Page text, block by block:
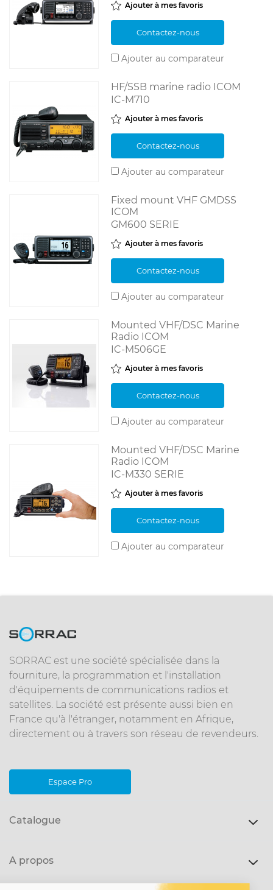
Ajouter à mes favoris
Contactez-nous
Ajouter au comparateur
HF/SSB marine radio ICOM
IC-M710
Ajouter à mes favoris
Contactez-nous
Ajouter au comparateur
Fixed mount VHF GMDSS
ICOM
GM600 SERIE
Ajouter à mes favoris
Contactez-nous
Ajouter au comparateur
Mounted VHF/DSC Marine
Radio ICOM
IC-M506GE
Ajouter à mes favoris
Contactez-nous
Ajouter au comparateur
Mounted VHF/DSC Marine
Radio ICOM
IC-M330 SERIE
Ajouter à mes favoris
Contactez-nous
Ajouter au comparateur
SORRAC est une société spécialisée dans la
fourniture, la programmation et l'installation
d'équipements de communications radios et
satellites. La société est présente aussi bien en
France qu'à l'étranger, notamment en Afrique,
directement ou à travers son réseau de revendeurs.
Espace Pro
Catalogue
A propos